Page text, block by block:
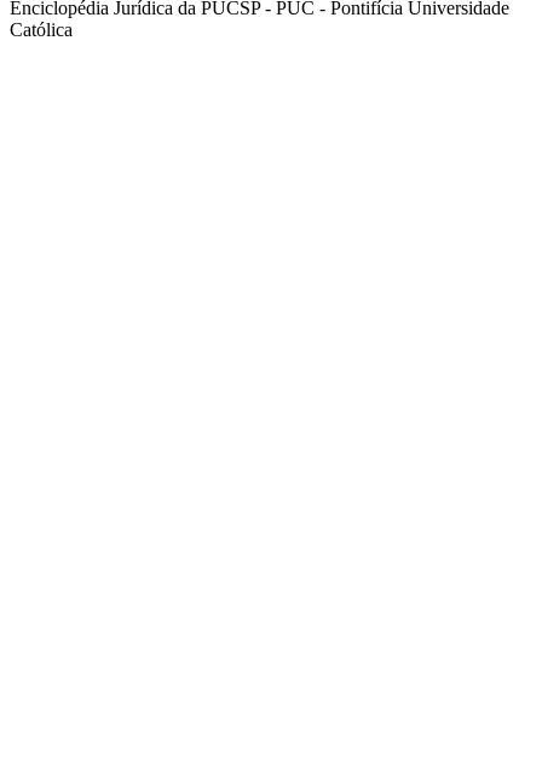
Enciclopédia Jurídica da PUCSP - PUC - Pontifícia Universidade
Católica